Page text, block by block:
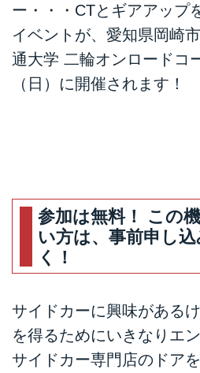
ー・・・CTとギアアップ
イベントが、愛知県岡崎
通大学 二輪オンロードコ
（日）に開催されます！
参加は無料！ この
い方は、事前申し
く！
サイドカーに興味がある
を得るためにいきなりエ
サイドカー専門店のドア